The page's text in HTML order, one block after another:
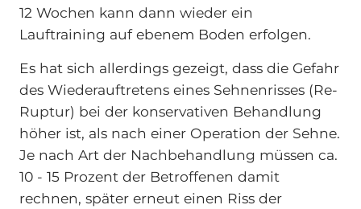
12 Wochen kann dann wieder ein
Lauftraining auf ebenem Boden erfolgen.
Es hat sich allerdings gezeigt, dass die Gefahr
des Wiederauftretens eines Sehnenrisses (Re-
Ruptur) bei der konservativen Behandlung
höher ist, als nach einer Operation der Sehne.
Je nach Art der Nachbehandlung müssen ca.
10 - 15 Prozent der Betroffenen damit
rechnen, später erneut einen Riss der